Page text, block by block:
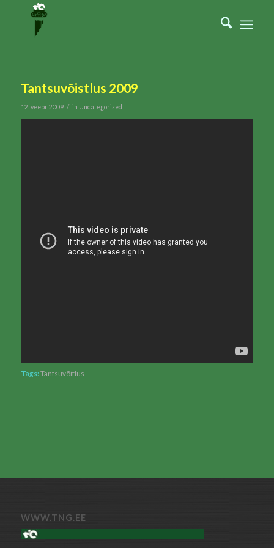
Tantsuvõistlus 2009
12. veebr 2009 / in Uncategorized
Tags:Tantsuvõitlus
WWW.TNG.EE